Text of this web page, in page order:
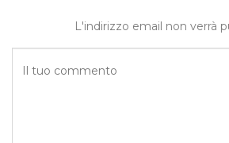
L'indirizzo email non verrà